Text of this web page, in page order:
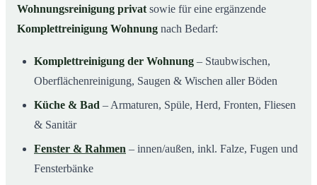
Wohnungsreinigung privat sowie für eine ergänzende
Komplettreinigung Wohnung nach Bedarf:
Komplettreinigung der Wohnung – Staubwischen,
Oberflächenreinigung, Saugen & Wischen aller Böden
Küche & Bad – Armaturen, Spüle, Herd, Fronten, Fliesen
& Sanitär
Fenster & Rahmen – innen/außen, inkl. Falze, Fugen und
Fensterbänke